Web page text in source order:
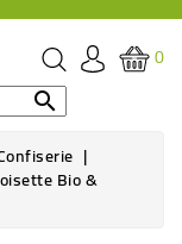
0

Bio &